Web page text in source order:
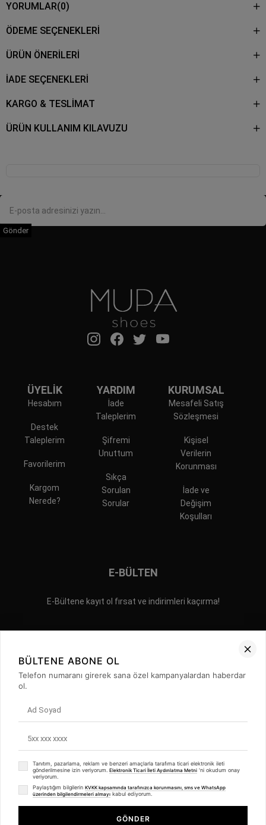
YORUMLAR(0)
ÖDEME SEÇENEKLERI
ÜRÜN ÖNERILERI
İADE SEÇENEKLERİ
KARGO & TESLİMAT
ÜRÜN KULLANIM KILAVUZU
Gönder
ÜYELİK
Hesabım
Destek
Taleplerim
Favorilerim
Kargom
Nerede?
YARDIM
İade
Taleplerim
Şifremi
Unuttum
Sıkça
Sorulan
Sorular
KURUMSAL
Mesafeli Satış
Sözleşmesi
Kişisel
Verilerin
Korunması
İade ve
Değişim
Koşulları
E-BÜLTEN
E-Bültene kayıt ol fırsat ve indirimleri kaçırma!
ŞİRKETİ Tüm Hakları Saklıdır.
BÜLTENE ABONE OL
Telefon numaranı girerek sana özel kampanyalardan haberdar
ol.
Tanıtım, pazarlama, reklam ve benzeri amaçlarla tarafıma ticari elektronik ileti
gönderilmesine izin veriyorum. Elektronik Ticari İleti Aydınlatma Metni 'ni okudum onay
veriyorum.
Paylaştığım bilgilerin KVKK kapsamında tarafınızca korunmasını, sms ve WhatsApp
üzerinden bilgilendirmeleri almayı kabul ediyorum.
GÖNDER